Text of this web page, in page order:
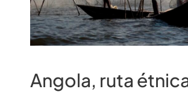
Angola, ruta